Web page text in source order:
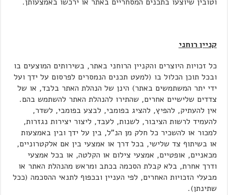
קניין רוחני
כל זכויות היוצרים והקניין הרוחני באתר, בשירותים המוצעים בו
ובכל תוכן הכלול בו (למעט תכנים הנמסרים לפרסום על ידך ועל
ידי יתר המשתמשים באתר) הינן של הנהלת האתר בלבד, או של
צדדים שלישיים אחרים, שהתירו להנהלת האתר להשתמש בהם.
אין להעתיק, להפיץ, להציג בפומבי, לבצע בפומבי, לשדר,
להעמיד לרשות הציבור, לשנות, לעבד, ליצור יצירות נגזרות,
למכור או להשכיר כל חלק מן הנ"ל, בין על ידך ובין באמצעות
או בשיתוף צד שלישי, בכל דרך או אמצעי בין אם אלקטרוניים,
מכאניים, אופטיים, אמצעי צילום או הקלטה, או בכל אמצעי
ודרך אחרת, בלא קבלת הסכמה בכתב ומראש מהנהלת האתר או
מבעלי הזכויות האחרים, לפי העניין ובכפוף לתנאי ההסכמה (ככל
שתינתן).